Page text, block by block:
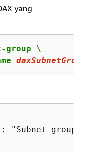
yang
group \
daxSubnetGroup
"Subnet group